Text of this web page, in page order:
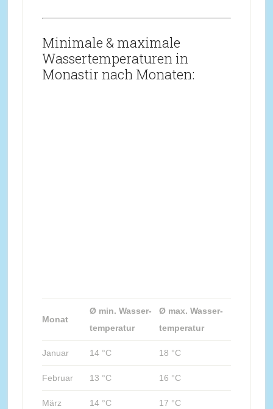
Minimale & maximale
Wassertemperaturen in
Monastir nach Monaten:
Monat
Ø min. Wasser-
temperatur
Ø max. Wasser-
temperatur
Januar 14 °C 18 °C
Februar 13 °C 16 °C
März 14 °C 17 °C